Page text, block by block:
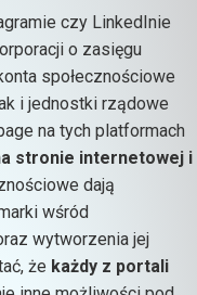
czy LinkedInie
o zasięgu
społecznościowe
i jednostki rządowe
na tych platformach
stronie internetowej i
dają
wśród
wytworzenia jej
że każdy z portali